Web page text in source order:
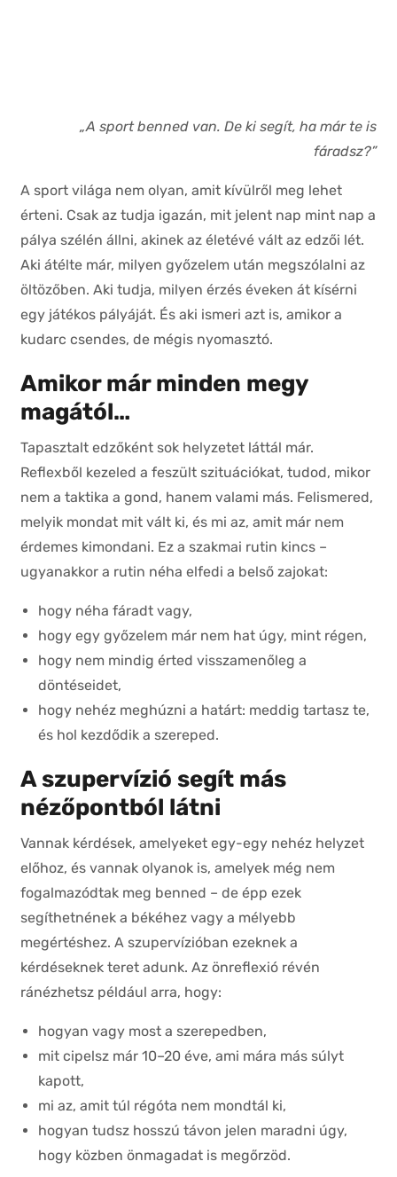
„A sport benned van. De ki segít, ha már te is
fáradsz?”
A sport világa nem olyan, amit kívülről meg lehet
érteni. Csak az tudja igazán, mit jelent nap mint nap a
pálya szélén állni, akinek az életévé vált az edzői lét.
Aki átélte már, milyen győzelem után megszólalni az
öltözőben. Aki tudja, milyen érzés éveken át kísérni
egy játékos pályáját. És aki ismeri azt is, amikor a
kudarc csendes, de mégis nyomasztó.
Amikor már minden megy
magától…
Tapasztalt edzőként sok helyzetet láttál már.
Reflexből kezeled a feszült szituációkat, tudod, mikor
nem a taktika a gond, hanem valami más. Felismered,
melyik mondat mit vált ki, és mi az, amit már nem
érdemes kimondani. Ez a szakmai rutin kincs –
ugyanakkor a rutin néha elfedi a belső zajokat:
hogy néha fáradt vagy,
hogy egy győzelem már nem hat úgy, mint régen,
hogy nem mindig érted visszamenőleg a
döntéseidet,
hogy nehéz meghúzni a határt: meddig tartasz te,
és hol kezdődik a szereped.
A szupervízió segít más
nézőpontból látni
Vannak kérdések, amelyeket egy-egy nehéz helyzet
előhoz, és vannak olyanok is, amelyek még nem
fogalmazódtak meg benned – de épp ezek
segíthetnének a békéhez vagy a mélyebb
megértéshez. A szupervízióban ezeknek a
kérdéseknek teret adunk. Az önreflexió révén
ránézhetsz például arra, hogy:
hogyan vagy most a szerepedben,
mit cipelsz már 10–20 éve, ami mára más súlyt
kapott,
mi az, amit túl régóta nem mondtál ki,
hogyan tudsz hosszú távon jelen maradni úgy,
hogy közben önmagadat is megőrzöd.